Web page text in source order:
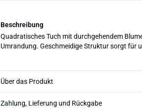
Beschreibung
Quadratisches Tuch mit durchgehendem
Umrandung. Geschmeidige Struktur sorgt für
Über das Produkt
Zahlung, Lieferung und Rückgabe